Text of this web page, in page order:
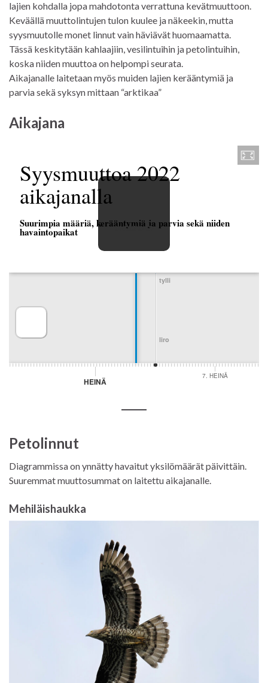
lajien kohdalla jopa mahdotonta verrattuna kevätmuuttoon.
Keväällä muuttolintujen tulon kuulee ja näkeekin, mutta
syysmuutolle monet linnut vain häviävät huomaamatta.
Tässä keskitytään kahlaajiin, vesilintuihin ja petolintuihin,
koska niiden muuttoa on helpompi seurata.
Aikajanalle laitetaan myös muiden lajien kerääntymiä ja
parvia sekä syksyn mittaan “arktikaa”
Aikajana
Petolinnut
Diagrammissa on ynnätty havaitut yksilömäärät päivittäin.
Suuremmat muuttosummat on laitettu aikajanalle.
Mehiläishaukka